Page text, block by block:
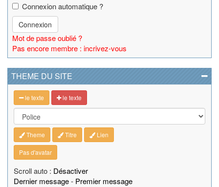
Connexion automatique ?
Connexion
Mot de passe oublié ?
Pas encore membre : incrivez-vous
THEME DU SITE
le texte le texte
Theme Titre Lien
Pas d'avatar
Scroll auto : Désactiver
Dernier message- Premier message